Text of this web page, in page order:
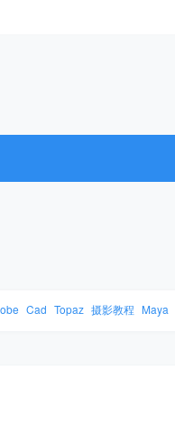
Cad Topaz 摄影教程 Maya